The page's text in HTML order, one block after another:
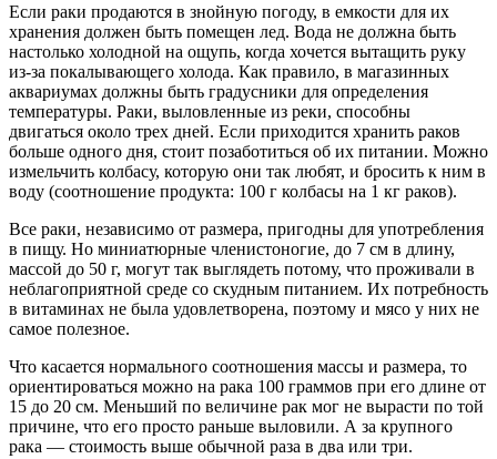
Если раки продаются в знойную погоду, в емкости для их
хранения должен быть помещен лед. Вода не должна быть
настолько холодной на ощупь, когда хочется вытащить руку
из-за покалывающего холода. Как правило, в магазинных
аквариумах должны быть градусники для определения
температуры. Раки, выловленные из реки, способны
двигаться около трех дней. Если приходится хранить раков
больше одного дня, стоит позаботиться об их питании. Можно
измельчить колбасу, которую они так любят, и бросить к ним в
воду (соотношение продукта: 100 г колбасы на 1 кг раков).
Все раки, независимо от размера, пригодны для употребления
в пищу. Но миниатюрные членистоногие, до 7 см в длину,
массой до 50 г, могут так выглядеть потому, что проживали в
неблагоприятной среде со скудным питанием. Их потребность
в витаминах не была удовлетворена, поэтому и мясо у них не
самое полезное.
Что касается нормального соотношения массы и размера, то
ориентироваться можно на рака 100 граммов при его длине от
15 до 20 см. Меньший по величине рак мог не вырасти по той
причине, что его просто раньше выловили. А за крупного
рака — стоимость выше обычной раза в два или три.